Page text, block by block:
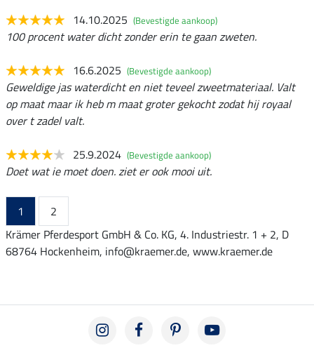
14.10.2025 (Bevestigde aankoop)
100 procent water dicht zonder erin te gaan zweten.
16.6.2025 (Bevestigde aankoop)
Geweldige jas waterdicht en niet teveel zweetmateriaal. Valt
op maat maar ik heb m maat groter gekocht zodat hij royaal
over t zadel valt.
25.9.2024 (Bevestigde aankoop)
Doet wat ie moet doen. ziet er ook mooi uit.
1
2
Krämer Pferdesport GmbH & Co. KG, 4. Industriestr. 1 + 2, D
68764 Hockenheim, info@kraemer.de, www.kraemer.de